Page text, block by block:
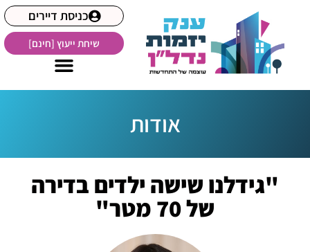
כניסת דיירים
שיחת ייעוץ [חינם]
אודות
"גידלנו שישה ילדים בדירה
של 70 מטר"